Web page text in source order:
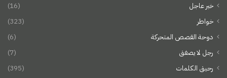
خبر عاجل
(16)
خواطر
(323)
دوحة القصص المتحركة
(6)
رجل لا يصفق
(7)
رحيق الكلمات
(395)